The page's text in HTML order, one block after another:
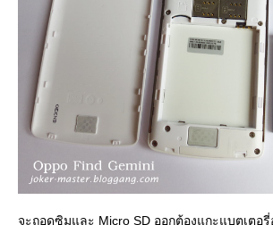
จะถอดซิมและ Micro SD ออกต้องแกะแบตเตอ